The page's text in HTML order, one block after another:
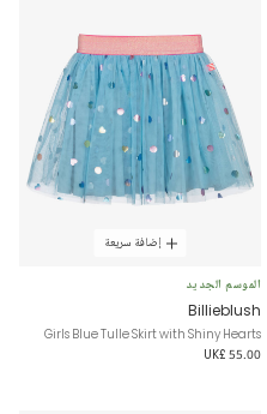
إضافة سريعة
الموسم الجديد
Billieblush
Girls Blue Tulle Skirt with Shiny Hearts
UK£ 55.00